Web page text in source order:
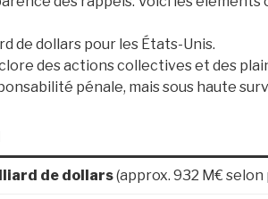
de dollars pour les États-Unis.
des actions collectives et des
pénale, mais sous haute
de dollars(approx. 932 M€